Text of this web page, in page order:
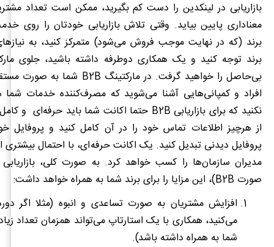
بازاریابی در لینکدین را دست کم بگیرید، ممکن است تعداد
معناداری پایین بیاید. وقتی تلاش بازاریابی خودتان را روی
برند (که در نهایت موجب فروش می‌شود) متمرکز کنید، به
برند توجه کنید و یک همکاری دوطرفه داشته باشید، جلوی
بی‌حاصل را خواهید گرفت. در مارکتینگ B2B شما به صورت
افراد و کمپانیهایی آشنا میشوید که مصرف‌کننده خدمات شما
نکنید که برای بازاریابی B2B حتما اکانت شما باید حرفهای و
از هرچیز اطلاعات تماس خود را در آن کامل کنید و پروفایل
پروفایل دیدنی تبدیل کنید. یک اکانت حرفهای، با احتمال بیشتری
مدیران سازمان‌ها را کسب خواهد کرد. به صورت کلی،
صورت B2B)، این مزایا را برای برند شما به همراه خواهد داشت:
افزایش مشتریان به صورت تساعدی و انبوه (مثلا اگر
می‌کنید، همکاری با یک استارتاپ می‌تواند همزمان تعداد
شما به همراه داشته باشد).